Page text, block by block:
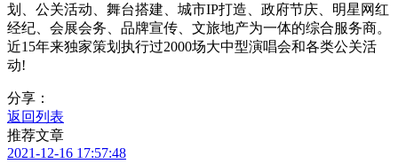
划、公关活动、舞台搭建、城市IP打造、政府节庆、明星网红
经纪、会展会务、品牌宣传、文旅地产为一体的综合服务商。
近15年来独家策划执行过2000场大中型演唱会和各类公关活
动!
分享：
返回列表
推荐文章
2021-12-16 17:57:48